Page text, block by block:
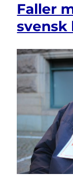
Faller